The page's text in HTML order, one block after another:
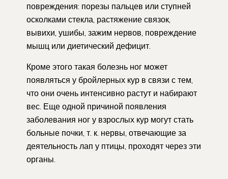
повреждения: порезы пальцев или ступней
осколками стекла, растяжение связок,
вывихи, ушибы, зажим нервов, повреждение
мышц или диетический дефицит.
Кроме этого такая болезнь ног может
появляться у бройлерных кур в связи с тем,
что они очень интенсивно растут и набирают
вес. Еще одной причиной появления
заболевания ног у взрослых кур могут стать
больные почки, т. к. нервы, отвечающие за
деятельность лап у птицы, проходят через эти
органы.